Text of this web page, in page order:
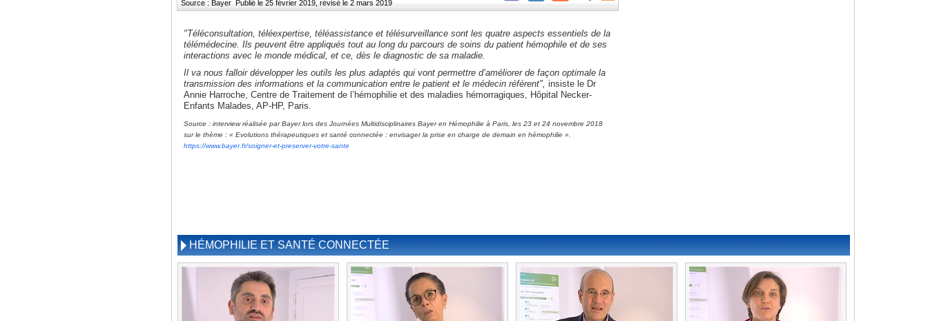
Source : Bayer Publié le 25 février 2019, révisé le 2 mars 2019
"Téléconsultation, téléexpertise, téléassistance et télésurveillance sont les quatre aspects essentiels de la
télémédecine. Ils peuvent être appliqués tout au long du parcours de soins du patient hémophile et de ses
interactions avec le monde médical, et ce, dès le diagnostic de sa maladie.
Il va nous falloir développer les outils les plus adaptés qui vont permettre d’améliorer de façon optimale la
transmission des informations et la communication entre le patient et le médecin référent", insiste le Dr
Annie Harroche, Centre de Traitement de l’hémophilie et des maladies hémorragiques, Hôpital Necker-
Enfants Malades, AP-HP, Paris.
Source : interview réalisée par Bayer lors des Journées Multidisciplinaires Bayer en Hémophilie à Paris, les 23 et 24 novembre 2018
sur le thème : « Evolutions thérapeutiques et santé connectée : envisager la prise en charge de demain en hémophilie ».
https://www.bayer.fr/soigner-et-preserver-votre-sante
HÉMOPHILIE ET SANTÉ CONNECTÉE